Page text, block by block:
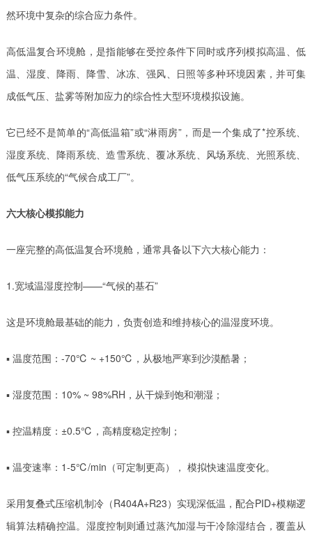
然环境中复杂的综合应力条件。
高低温复合环境舱，是指能够在受控条件下同时或序列模拟高温、低
温、湿度、降雨、降雪、冰冻、强风、日照等多种环境因素，并可集
成低气压、盐雾等附加应力的综合性大型环境模拟设施。
它已经不是简单的“高低温箱”或“淋雨房”，而是一个集成了*控系统、
湿度系统、降雨系统、造雪系统、覆冰系统、风场系统、光照系统、
低气压系统的“气候合成工厂”。
六大核心模拟能力
一座完整的高低温复合环境舱，通常具备以下六大核心能力：
1️.宽域温湿度控制——“气候的基石”
这是环境舱最基础的能力，负责创造和维持核心的温湿度环境。
▪ 温度范围：-70℃ ~ +150℃，从极地严寒到沙漠酷暑；
▪ 湿度范围：10% ~ 98%RH，从干燥到饱和潮湿；
▪ 控温精度：±0.5℃，高精度稳定控制；
▪ 温变速率：1-5℃/min（可定制更高）， 模拟快速温度变化。
采用复叠式压缩机制冷（R404A+R23）实现深低温，配合PID+模糊逻
辑算法精确控温。湿度控制则通过蒸汽加湿与干冷除湿结合，覆盖从